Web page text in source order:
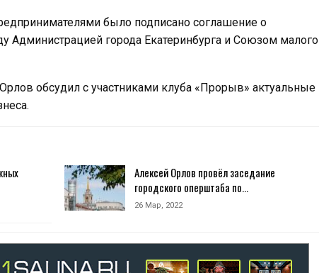
было подписано соглашение о
Администрацией города Екатеринбурга и Союзом малого
обсудил с участниками клуба «Прорыв» актуальные
Алексей Орлов провёл заседание
городского оперштаба по…
26 Мар, 2022